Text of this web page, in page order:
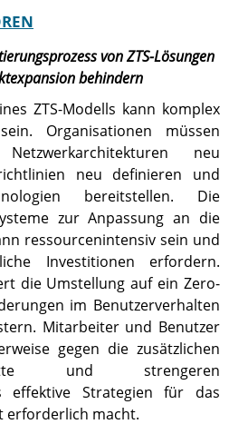
von ZTS-Lösungen
behindern
ZTS-Modells kann komplex
Organisationen müssen
neu
neu definieren und
bereitstellen. Die
zur Anpassung an die
ressourcenintensiv sein und
Investitionen erfordern.
die Umstellung auf ein Zero-
im Benutzerverhalten
Mitarbeiter und Benutzer
gegen die zusätzlichen
und strengeren
effektive Strategien für das
erforderlich macht.